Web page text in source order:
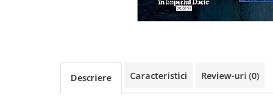
Politică/Geopolitică
Descriere Caracteristici Review-uri (0)